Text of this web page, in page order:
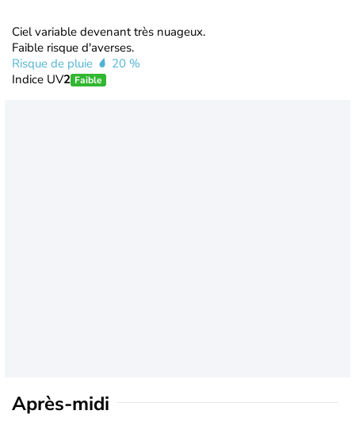
Ciel variable devenant très nuageux.
Faible risque d'averses.
Risque de pluie
20 %
Indice UV2 Faible
Après-midi